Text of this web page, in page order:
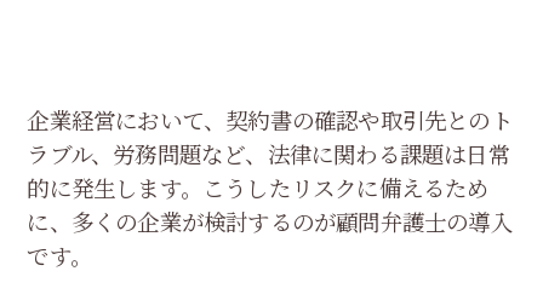
企業経営において、契約書の確認や取引先とのト
ラブル、労務問題など、法律に関わる課題は日常
的に発生します。こうしたリスクに備えるため
に、多くの企業が検討するのが顧問弁護士の導入
です。